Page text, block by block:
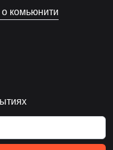
о комьюнити